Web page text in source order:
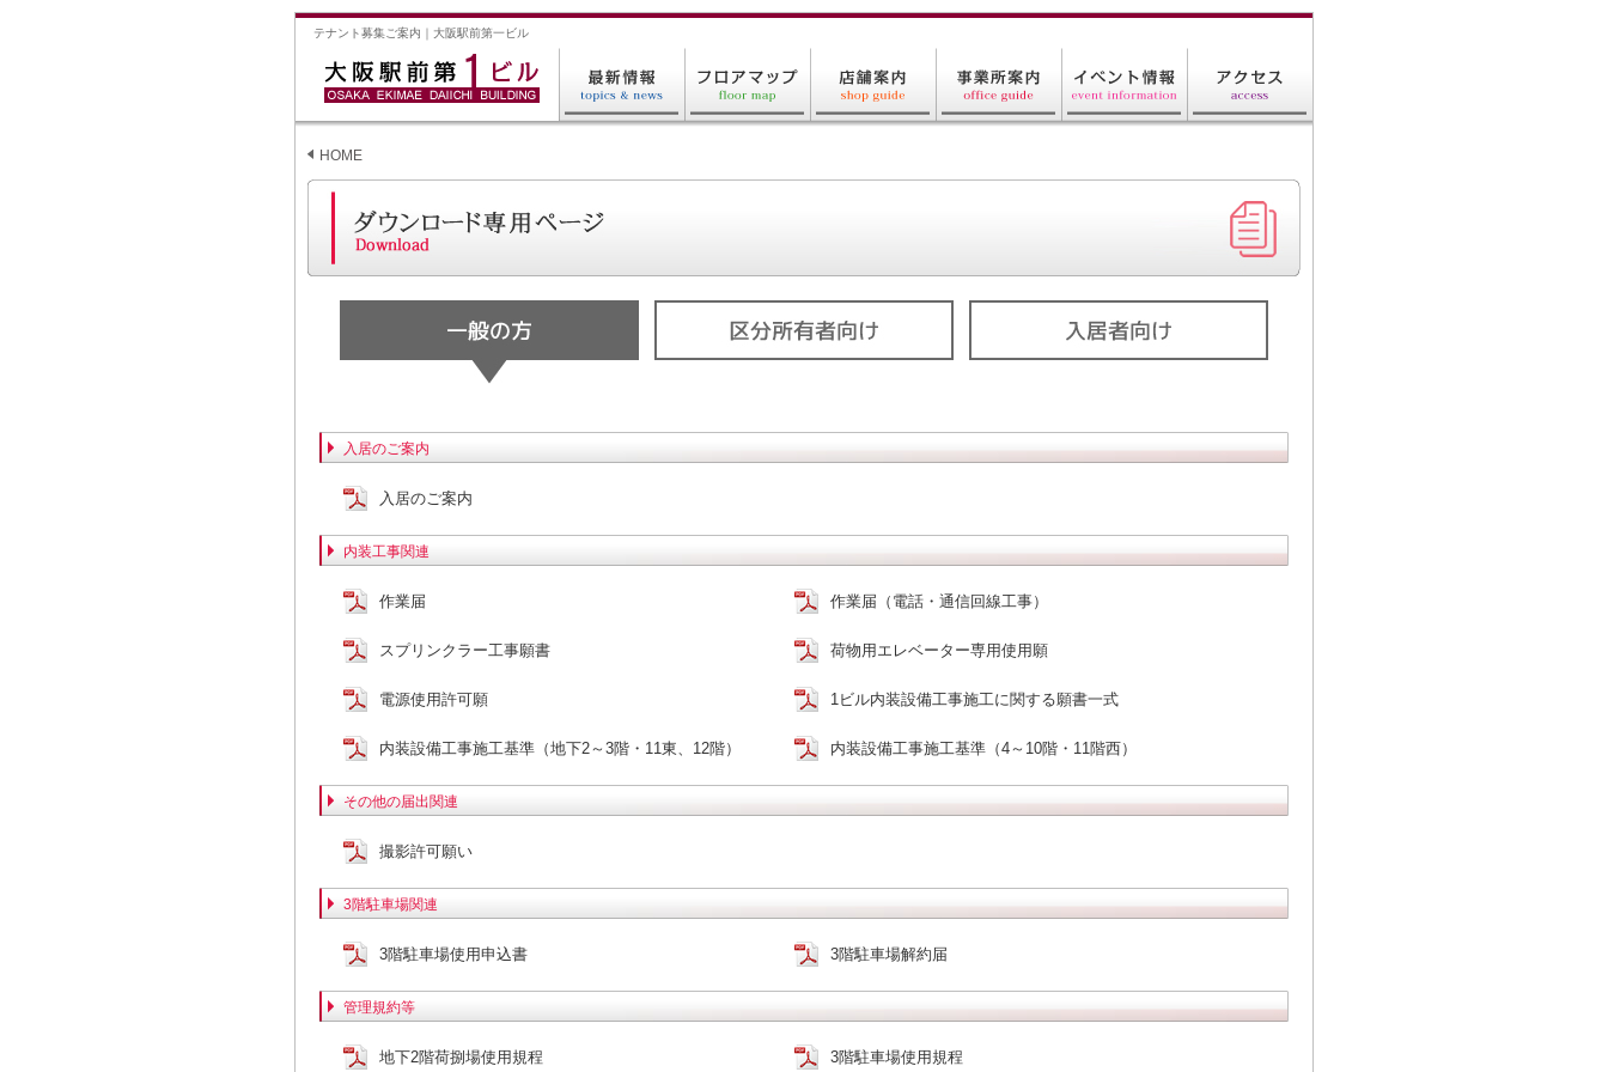
テナント募集ご案内｜大阪駅前第一ビル
HOME
入居のご案内
入居のご案内
内装工事関連
作業届 作業届（電話・通信回線工事）
スプリンクラー工事願書 荷物用エレベーター専用使用願
電源使用許可願 1ビル内装設備工事施工に関する願書一式
内装設備工事施工基準（地下2～3階・11東、12階） 内装設備工事施工基準（4～10階・11階西）
その他の届出関連
撮影許可願い
3階駐車場関連
3階駐車場使用申込書 3階駐車場解約届
管理規約等
地下2階荷捌場使用規程 3階駐車場使用規程